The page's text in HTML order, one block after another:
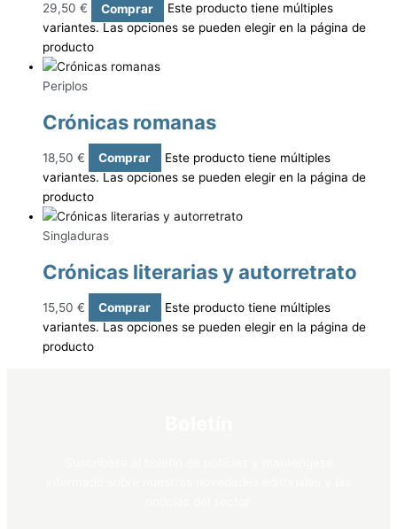
29,50 € Comprar
Este producto tiene múltiples
variantes. Las opciones se pueden elegir en la página de
producto
Periplos
Crónicas romanas
18,50 € Comprar
Este producto tiene múltiples
variantes. Las opciones se pueden elegir en la página de
producto
Singladuras
Crónicas literarias y autorretrato
15,50 € Comprar
Este producto tiene múltiples
variantes. Las opciones se pueden elegir en la página de
producto